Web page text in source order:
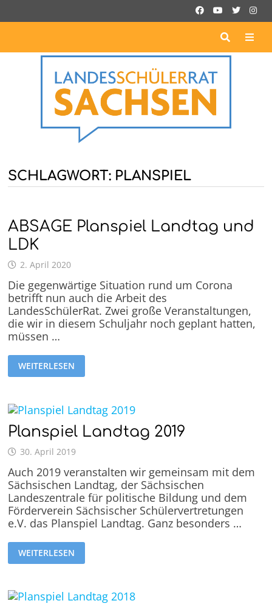
zum
SCHLAGWORT: PLANSPIEL
ABSAGE Planspiel Landtag und
LDK
2. April 2020
Die gegenwärtige Situation rund um Corona
betrifft nun auch die Arbeit des
LandesSchülerRat. Zwei große Veranstaltungen,
die wir in diesem Schuljahr noch geplant hatten,
müssen …
WEITERLESEN
Planspiel Landtag 2019
30. April 2019
Auch 2019 veranstalten wir gemeinsam mit dem
Sächsischen Landtag, der Sächsischen
Landeszentrale für politische Bildung und dem
Förderverein Sächsischer Schülervertretungen
e.V. das Planspiel Landtag. Ganz besonders …
WEITERLESEN